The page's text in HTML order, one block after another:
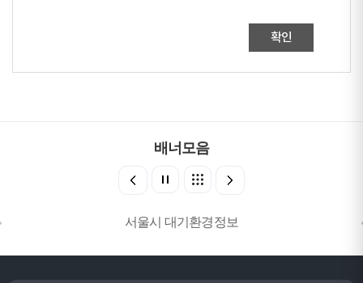
확인
배너모음
서울시 대기환경정보